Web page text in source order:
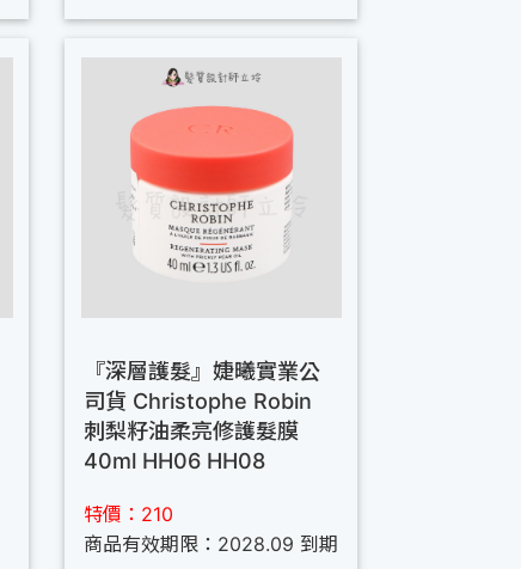
『深層護髮』婕曦實業公
司貨 Christophe Robin
刺梨籽油柔亮修護髮膜
40ml HH06 HH08
特價：210
商品有效期限：2028.09 到期